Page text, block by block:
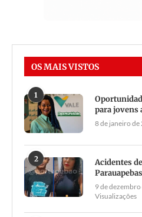
OS MAIS VISTOS
1
para jovens
8 de janeiro de
2
Acidentes
Parauapebas
9 de
Visualizações